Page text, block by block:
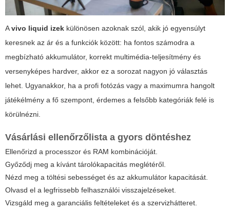
Avivo liquid izek különösen azoknak szól, akik jó egyensúlyt
keresnek az ár és a funkciók között: ha fontos számodra a
megbízható akkumulátor, korrekt multimédia-teljesítmény és
versenyképes hardver, akkor ez a sorozat nagyon jó választás
lehet. Ugyanakkor, ha a profi fotózás vagy a maximumra hangolt
játékélmény a fő szempont, érdemes a felsőbb kategóriák felé is
körülnézni.
Vásárlási ellenőrzőlista a gyors döntéshez
Ellenőrizd a processzor és RAM kombinációját.
Győződj meg a kívánt tárolókapacitás meglétéről.
Nézd meg a töltési sebességet és az akkumulátor kapacitását.
Olvasd el a legfrissebb felhasználói visszajelzéseket.
Vizsgáld meg a garanciális feltételeket és a szervizhátteret.